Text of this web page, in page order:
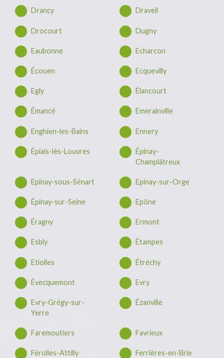
Drancy Draveil
Drocourt Dugny
Eaubonne Echarcon
Écouen Ecquevilly
Egly Élancourt
Émancé Emerainville
Enghien-les-Bains Ennery
Épiais-lès-Louvres
Épinay-
Champlâtreux
Epinay-sous-Sénart Epinay-sur-Orge
Épinay-sur-Seine Epône
Éragny Ermont
Esbly Étampes
Etiolles Étréchy
Évecquemont Evry
Evry-Grégy-sur-
Yerre
Ézanville
Faremoutiers Favrieux
Férolles-Attilly Ferrières-en-Brie